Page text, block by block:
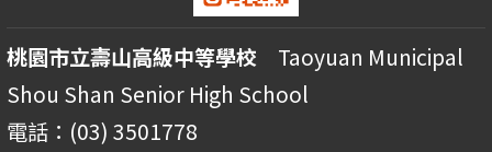
桃園市立壽山高級中等學校 Taoyuan Municipal
Shou Shan Senior High School
電話：(03) 3501778